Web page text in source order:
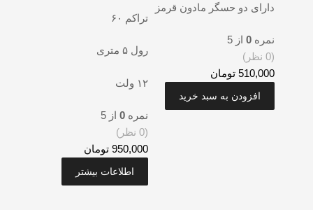
دارای دو حسگر مادون قرمز
نمره 0 از 5
(0 نظر)
510,000 تومان
افزودن به سبد خرید
تراکم ۶۰
رول ۵ متری
۱۲ ولت
نمره0 از 5
(0 نظر)
950,000 تومان
اطلاعات بیشتر